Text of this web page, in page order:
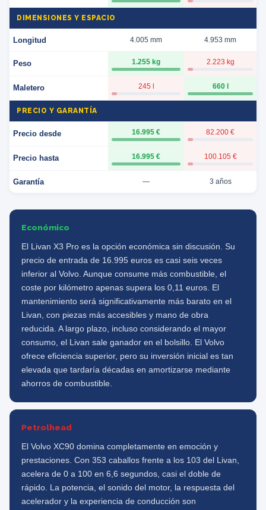
DIMENSIONES Y ESPACIO
Longitud 4.005 mm 4.953 mm
Peso 1.255 kg 2.223 kg
Maletero 245 l 660 l
PRECIO Y GARANTÍA
Precio desde 16.995 € 82.200 €
Precio hasta 16.995 € 100.105 €
Garantía — 3 años
Económico
El Livan X3 Pro es la opción económica sin discusión. Su
precio de entrada de 16.995 euros es casi seis veces
inferior al Volvo. Aunque consume más combustible, el
coste por kilómetro apenas supera los 0,11 euros. El
mantenimiento será significativamente más barato en el
Livan, con piezas más accesibles y mano de obra
reducida. A largo plazo, incluso considerando el mayor
consumo, el Livan sale ganador en el bolsillo. El Volvo
ofrece eficiencia superior, pero su inversión inicial es tan
elevada que tardaría décadas en amortizarse mediante
ahorros de combustible.
Petrolhead
El Volvo XC90 domina completamente en emoción y
prestaciones. Con 353 caballos frente a los 103 del Livan,
acelera de 0 a 100 en 6,6 segundos, casi el doble de
rápido. La potencia, el sonido del motor, la respuesta del
acelerador y la experiencia de conducción son